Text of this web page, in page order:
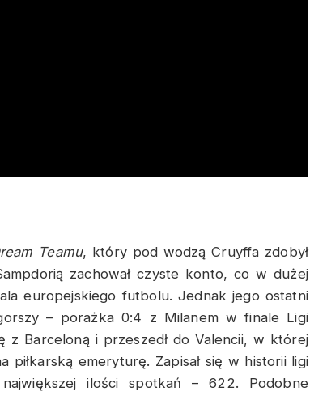
Teamu, który pod wodzą Cruyffa zdobył
zachował czyste konto, co w dużej
europejskiego futbolu. Jednak jego ostatni
– porażka 0:4 z Milanem w finale Ligi
z Barceloną i przeszedł do Valencii, w której
emeryturę. Zapisał się w historii ligi
ilości spotkań – 622. Podobne